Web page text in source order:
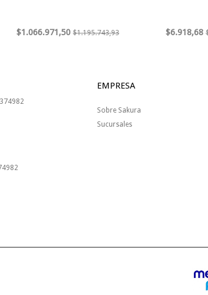
$1.066.971,50 $1.195.743,93 $6.918,68
EMPRESA
Sobre Sakura
Sucursales